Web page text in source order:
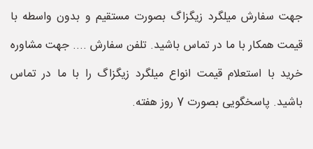
جهت سفارش میلگرد زیگزاگ بصورت مستقیم و بدون واسطه با
قیمت همکار با ما در تماس باشید. تلفن سفارش .... جهت مشاوره
خرید با استعلام قیمت انواع میلگرد زیگزاگ را با ما در تماس
باشید. پاسخگویی بصورت 7 روز هفته.